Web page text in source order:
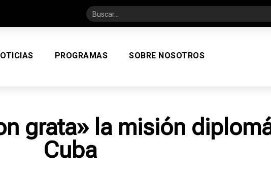
PROGRAMAS SOBRE NOSOTROS
grata» la misión
Cuba